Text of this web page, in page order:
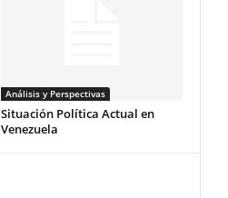
Análisis y Perspectivas
Situación Política Actual en
Venezuela